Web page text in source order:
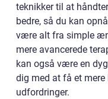
teknikker til at
bedre, så du kan
være alt fra simple
mere avancerede
kan også være en
dig med at få et
udfordringer.